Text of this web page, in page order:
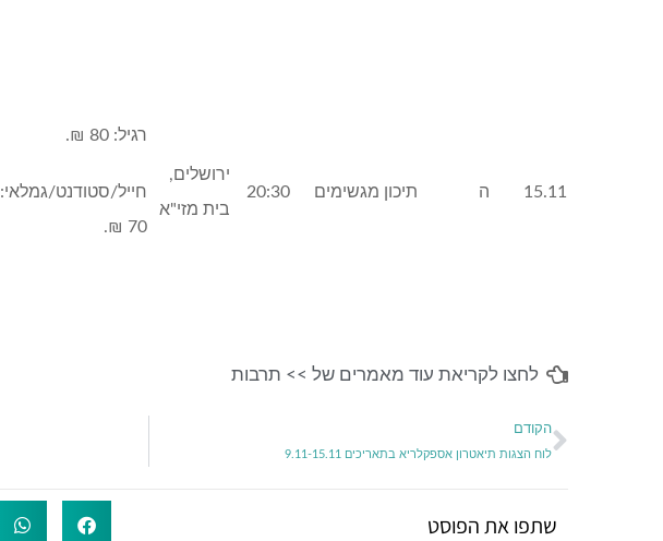
15.11 ה תיכון מגשימים 20:30
ירושלים,
בית מזי"א
רגיל: 80 ₪.
חייל/סטודנט/גמלאי:
70 ₪.
לחצו לקריאת עוד מאמרים של >> תרבות
הקודם
לוח הצגות תיאטרון אספקלריא בתאריכים 9.11-15.11
שתפו את הפוסט